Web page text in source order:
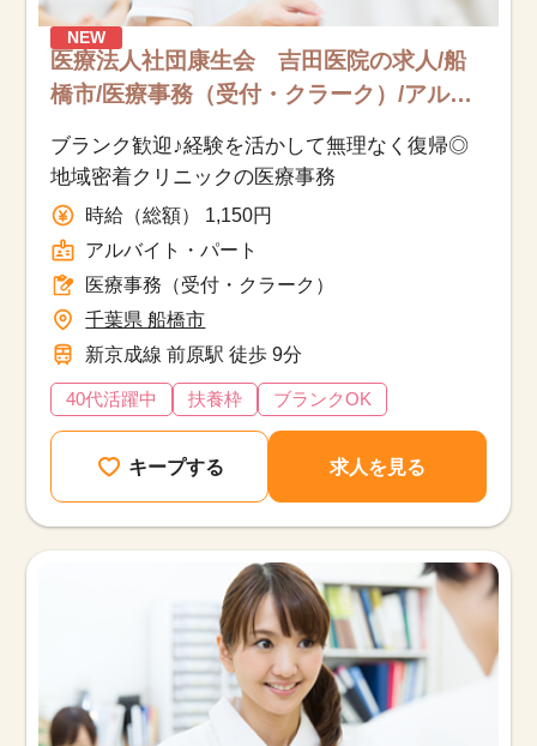
NEW
医療法人社団康生会 吉田医院の求人/船
橋市/医療事務（受付・クラーク）/アルバ
イト・パート
ブランク歓迎♪経験を活かして無理なく復帰◎
地域密着クリニックの医療事務
時給（総額） 1,150円
アルバイト・パート
医療事務（受付・クラーク）
千葉県 船橋市
新京成線 前原駅 徒歩 9分
40代活躍中 扶養枠 ブランクOK
キープする 求人を見る